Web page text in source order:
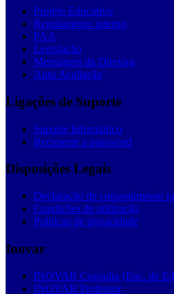
Projeto Educativo
Regulamento interno
PAA
Legislação
Mensagem da Diretora
Auto Avaliação
Ligações de Suporte
Suporte Informático
Recuperar a password
Disposições Legais
Declaração de consentimento
Condições de utilização
Politicas de privacidade
Inovar
INOVAR Consulta (Enc. de
INOVAR Professor